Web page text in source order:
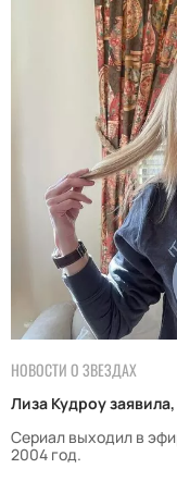
НОВОСТИ О ЗВЕЗДАХ
Лиза Кудроу
Сериал выходил в
2004 год.